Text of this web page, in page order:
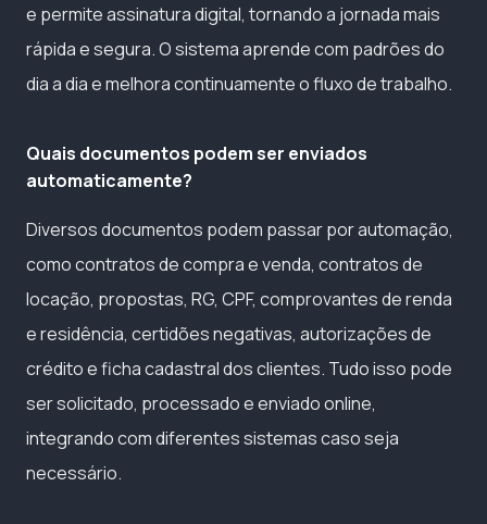
e permite assinatura digital, tornando a jornada mais
rápida e segura. O sistema aprende com padrões do
dia a dia e melhora continuamente o fluxo de trabalho.
Quais documentos podem ser enviados
automaticamente?
Diversos documentos podem passar por automação,
como contratos de compra e venda, contratos de
locação, propostas, RG, CPF, comprovantes de renda
e residência, certidões negativas, autorizações de
crédito e ficha cadastral dos clientes. Tudo isso pode
ser solicitado, processado e enviado online,
integrando com diferentes sistemas caso seja
necessário.